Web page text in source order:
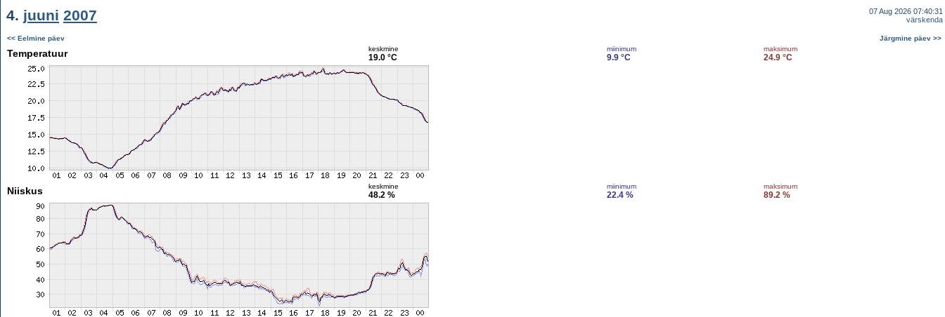
4. juuni 2007
07 Aug 2026 07:40:31
värskenda
<< Eelmine päev Järgmine päev >>
Temperatuur keskmine
19.0 °C
miinimum
9.9 °C
maksimum
24.9 °C
Niiskus keskmine
48.2 %
miinimum
22.4 %
maksimum
89.2 %